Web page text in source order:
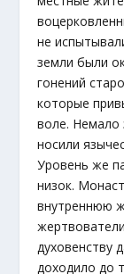
не
земли были
гонений
которые
воле. Немало
носили
Уровень же
низок.
внутреннюю
духовенству
доходило до